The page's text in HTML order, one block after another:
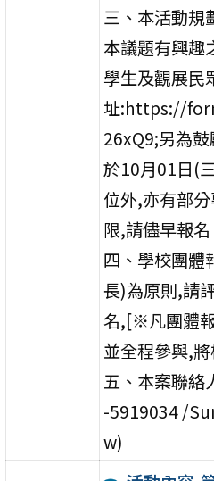
三、本活動規
本議題有興趣
學生及觀展民
址:https://
26xQ9;另為
於10月01日(
位外,亦有部
限,請儘早報名
四、學校團體
長)為原則,請
名,[※凡團體
並全程參與,
五、本案聯絡
-5919034 /
w)